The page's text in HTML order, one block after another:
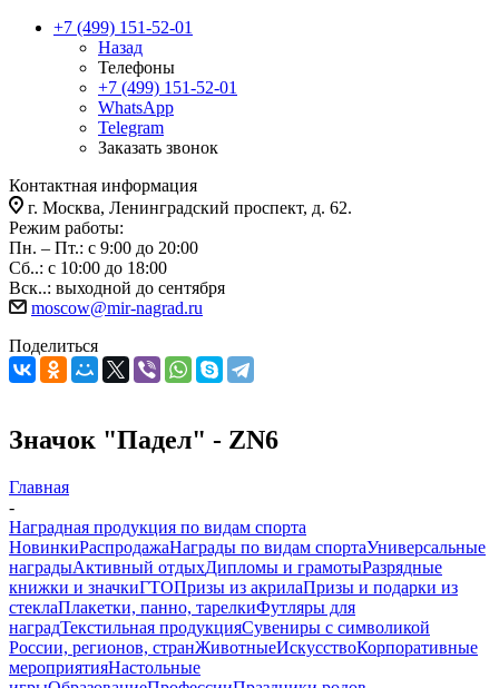
+7 (499) 151-52-01
Назад
Телефоны
+7 (499) 151-52-01
WhatsApp
Telegram
Заказать звонок
Контактная информация
г. Москва, Ленинградский проспект, д. 62.
Режим работы:
Пн. – Пт.: с 9:00 до 20:00
Сб..: с 10:00 до 18:00
Вск..: выходной до сентября
moscow@mir-nagrad.ru
Поделиться
Значок "Падел" - ZN6
Главная
-
Наградная продукция по видам спорта
НовинкиРаспродажаНаграды по видам спортаУниверсальные
наградыАктивный отдыхДипломы и грамотыРазрядные
книжки и значкиГТОПризы из акрилаПризы и подарки из
стеклаПлакетки, панно, тарелкиФутляры для
наградТекстильная продукцияСувениры с символикой
России, регионов, странЖивотныеИскусствоКорпоративные
мероприятияНастольные